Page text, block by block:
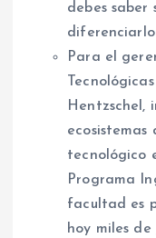
debes saber
Para el
Hentzschel,
tecnológico
Programa
facultad es
hoy miles